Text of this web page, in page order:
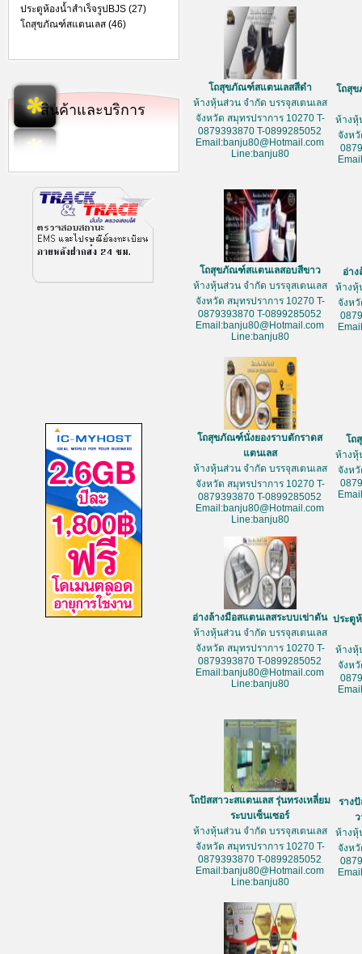
ประตูห้องน้ำสำเร็จรูปBJS (27)
โถสุขภัณฑ์สแตนเลส (46)
สินค้าและบริการ
โถสุขภัณฑ์สแตนเลสสีดำ
ห้างหุ้นส่วน จำกัด บรรจุสเตนเลส
จังหวัด สมุทรปราการ 10270 T-
0879393870 T-0899285052
Email:banju80@Hotmail.com
Line:banju80
โถสุ
ห้างหุ้
จังห
โถสุขภัณฑ์สแตนเลสอบสีขาว
ห้างหุ้นส่วน จำกัด บรรจุสเตนเลส
จังหวัด สมุทรปราการ 10270 T-
0879393870 T-0899285052
Email:banju80@Hotmail.com
Line:banju80
อ่า
ห้างหุ้
จังห
โถสุขภัณฑ์นั่งยองราบตักราดส
แตนเลส
ห้างหุ้นส่วน จำกัด บรรจุสเตนเลส
จังหวัด สมุทรปราการ 10270 T-
0879393870 T-0899285052
Email:banju80@Hotmail.com
Line:banju80
โถ
ห้างหุ้
จังห
อ่างล้างมือสแตนเลสระบบเข่าดัน
ห้างหุ้นส่วน จำกัด บรรจุสเตนเลส
จังหวัด สมุทรปราการ 10270 T-
0879393870 T-0899285052
Email:banju80@Hotmail.com
Line:banju80
ประตู
ห้างหุ้
จังห
โถปัสสาวะสแตนเลส รุ่นทรงเหลี่ยม
ระบบเซ็นเซอร์
ห้างหุ้นส่วน จำกัด บรรจุสเตนเลส
จังหวัด สมุทรปราการ 10270 T-
0879393870 T-0899285052
Email:banju80@Hotmail.com
Line:banju80
ราง
ห้างหุ้
จังห